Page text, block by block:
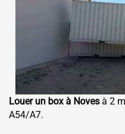
Louer un box à Noves à 2
A54/A7.